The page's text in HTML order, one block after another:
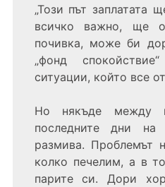
„Този път заплатата
всичко важно, ще
почивка, може би
„фонд
ситуации, който все
Но някъде между
последните дни
размива. Проблемът
колко печелим, а в
парите си. Дори